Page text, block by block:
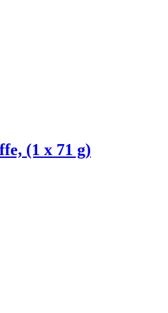
(1 x 71 g)